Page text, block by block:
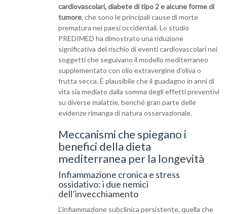
cardiovascolari, diabete di tipo 2 e alcune forme di
tumore, che sono le principali cause di morte
prematura nei paesi occidentali. Lo studio
PREDIMED ha dimostrato una riduzione
significativa del rischio di eventi cardiovascolari nei
soggetti che seguivano il modello mediterraneo
supplementato con olio extravergine d’oliva o
frutta secca. È plausibile che il guadagno in anni di
vita sia mediato dalla somma degli effetti preventivi
su diverse malattie, benché gran parte delle
evidenze rimanga di natura osservazionale.
Meccanismi che spiegano i
benefici della dieta
mediterranea per la longevità
Infiammazione cronica e stress
ossidativo: i due nemici
dell’invecchiamento
L’infiammazione subclinica persistente, quella che